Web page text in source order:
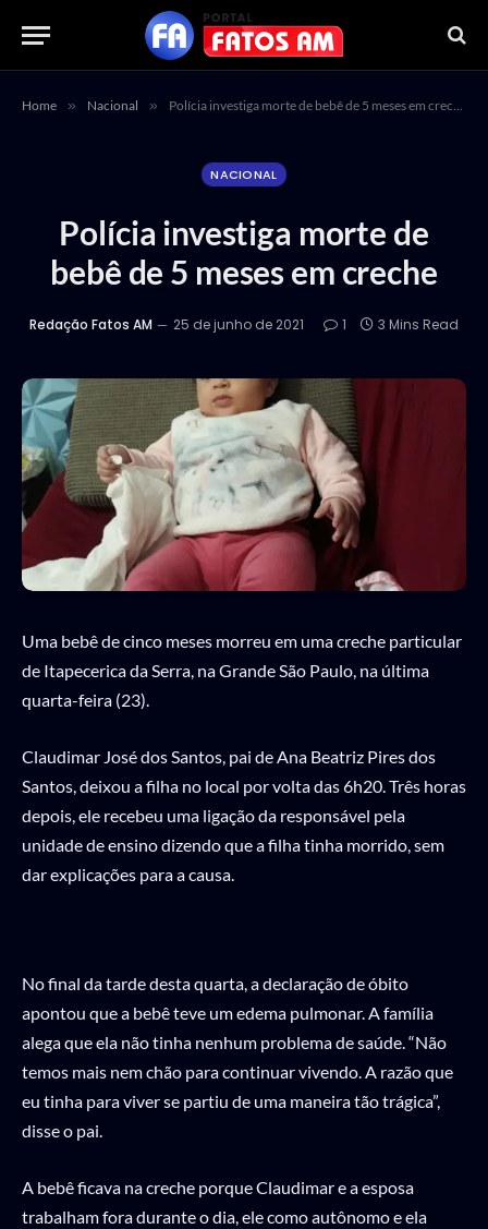
Home » Nacional » Polícia investiga morte de bebê de 5 meses em creche
NACIONAL
Polícia investiga morte de
bebê de 5 meses em creche
Redação Fatos AM 25 de junho de 2021 1 3 Mins Read
Uma bebê de cinco meses morreu em uma creche particular
de Itapecerica da Serra, na Grande São Paulo, na última
quarta-feira (23).
Claudimar José dos Santos, pai de Ana Beatriz Pires dos
Santos, deixou a filha no local por volta das 6h20. Três horas
depois, ele recebeu uma ligação da responsável pela
unidade de ensino dizendo que a filha tinha morrido, sem
dar explicações para a causa.
No final da tarde desta quarta, a declaração de óbito
apontou que a bebê teve um edema pulmonar. A família
alega que ela não tinha nenhum problema de saúde. “Não
temos mais nem chão para continuar vivendo. A razão que
eu tinha para viver se partiu de uma maneira tão trágica”,
disse o pai.
A bebê ficava na creche porque Claudimar e a esposa
trabalham fora durante o dia, ele como autônomo e ela